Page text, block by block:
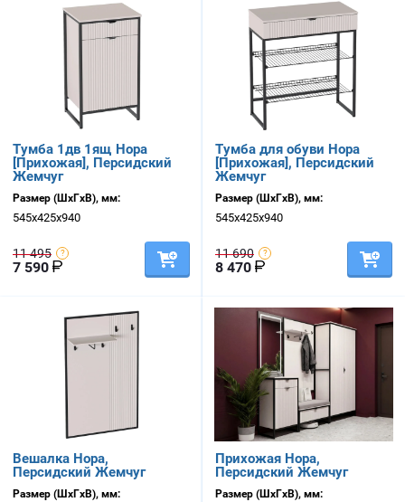
Тумба 1дв 1ящ Нора
[Прихожая], Персидский
Жемчуг
Размер (ШхГхВ), мм:
545х425х940
11 495
7 590
Тумба для обуви Нора
[Прихожая], Персидский
Жемчуг
Размер (ШхГхВ), мм:
545х425х940
11 690
8 470
Вешалка Нора,
Персидский Жемчуг
Размер (ШхГхВ), мм:
Прихожая Нора,
Персидский Жемчуг
Размер (ШхГхВ), мм: